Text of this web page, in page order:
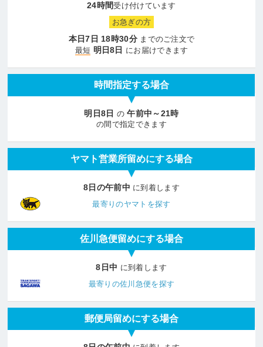
24時間受け付けています
お急ぎの方
本日7日 18時30分 までのご注文で
最短 明日8日 にお届けできます
時間指定する場合
明日8日 の 午前中～21時
の間で指定できます
ヤマト営業所留めにする場合
8日の午前中 に到着します
最寄りのヤマトを探す
佐川急便留めにする場合
8日中 に到着します
最寄りの佐川急便を探す
郵便局留めにする場合